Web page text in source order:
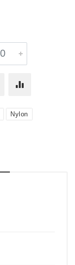
Nylon